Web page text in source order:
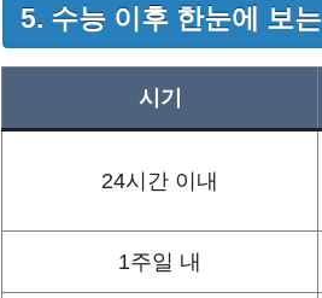
5. 수능 이후 한눈에 보
시기
24시간 이내
1주일 내